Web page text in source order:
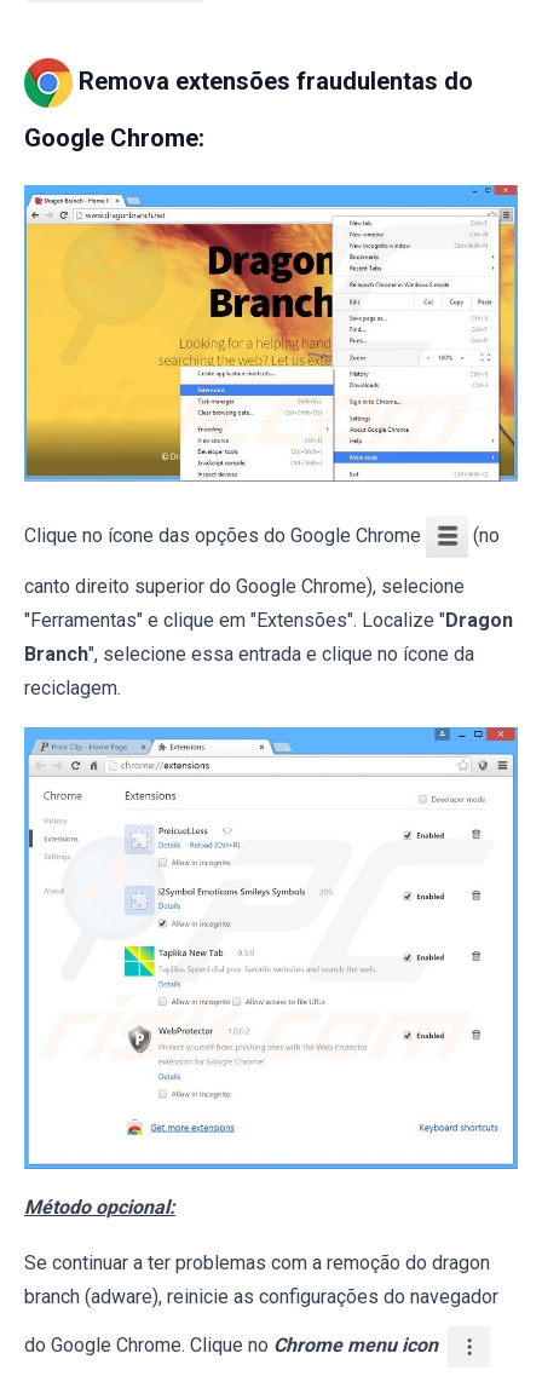
Remova extensões fraudulentas do
Google Chrome:
Clique no ícone das opções do Google Chrome (no
canto direito superior do Google Chrome), selecione
"Ferramentas" e clique em "Extensões". Localize "Dragon
Branch", selecione essa entrada e clique no ícone da
reciclagem.
Método opcional:
Se continuar a ter problemas com a remoção do dragon
branch (adware), reinicie as configurações do navegador
do Google Chrome. Clique no Chrome menu icon